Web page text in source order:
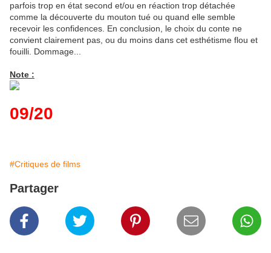
parfois trop en état second et/ou en réaction trop détachée
comme la découverte du mouton tué ou quand elle semble
recevoir les confidences. En conclusion, le choix du conte ne
convient clairement pas, ou du moins dans cet esthétisme flou et
fouilli. Dommage...
Note :
09/20
#Critiques de films
Partager